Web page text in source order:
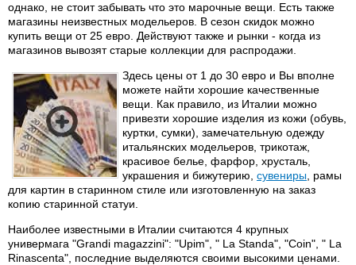
однако, не стоит забывать что это марочные вещи. Есть также
магазины неизвестных модельеров. В сезон скидок можно
купить вещи от 25 евро. Действуют также и рынки - когда из
магазинов вывозят старые коллекции для распродажи.
Здесь цены от 1 до 30 евро и Вы вполне
можете найти хорошие качественные
вещи. Как правило, из Италии можно
привезти хорошие изделия из кожи (обувь,
куртки, сумки), замечательную одежду
итальянских модельеров, трикотаж,
красивое белье, фарфор, хрусталь,
украшения и бижутерию, сувениры , рамы
для картин в старинном стиле или изготовленную на заказ
копию старинной статуи.
Наиболее известными в Италии считаются 4 крупных
универмага "Grandi magazzini": "Upim", " La Standa", "Coin", " La
Rinascenta", последние выделяются своими высокими ценами.